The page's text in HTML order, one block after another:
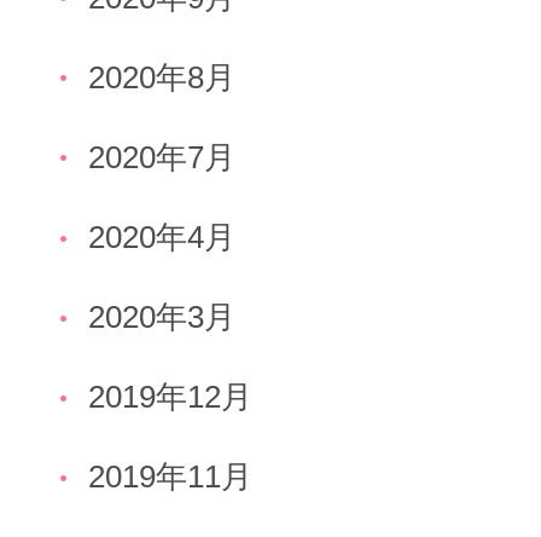
2020年8月
2020年7月
2020年4月
2020年3月
2019年12月
2019年11月